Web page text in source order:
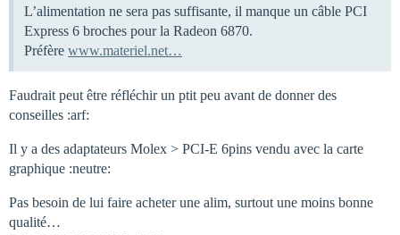
L’alimentation ne sera pas suffisante, il manque un câble PCI
Express 6 broches pour la Radeon 6870.
Préfère www.materiel.net…
Faudrait peut être réfléchir un ptit peu avant de donner des
conseilles :arf:
Il y a des adaptateurs Molex > PCI-E 6pins vendu avec la carte
graphique :neutre:
Pas besoin de lui faire acheter une alim, surtout une moins bonne
qualité…